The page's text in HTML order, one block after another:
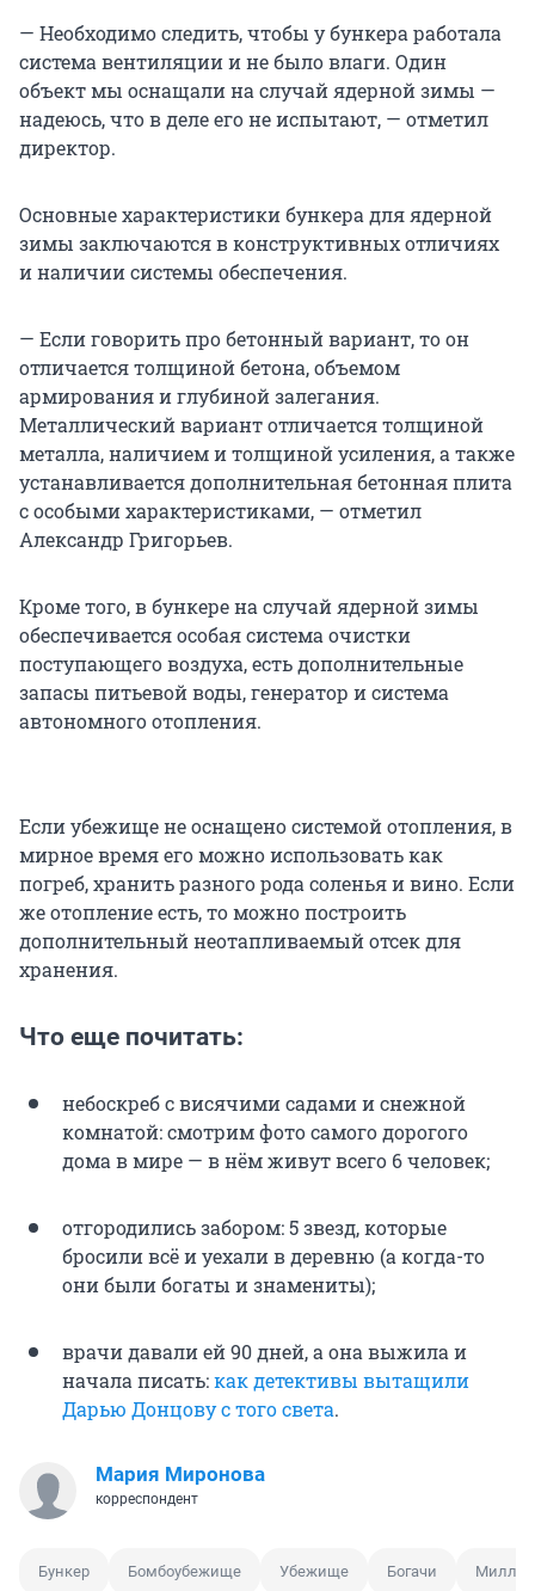
— Необходимо следить, чтобы у бункера работала
система вентиляции и не было влаги. Один
объект мы оснащали на случай ядерной зимы —
надеюсь, что в деле его не испытают, — отметил
директор.
Основные характеристики бункера для ядерной
зимы заключаются в конструктивных отличиях
и наличии системы обеспечения.
— Если говорить про бетонный вариант, то он
отличается толщиной бетона, объемом
армирования и глубиной залегания.
Металлический вариант отличается толщиной
металла, наличием и толщиной усиления, а также
устанавливается дополнительная бетонная плита
с особыми характеристиками, — отметил
Александр Григорьев.
Кроме того, в бункере на случай ядерной зимы
обеспечивается особая система очистки
поступающего воздуха, есть дополнительные
запасы питьевой воды, генератор и система
автономного отопления.
Если убежище не оснащено системой отопления, в
мирное время его можно использовать как
погреб, хранить разного рода соленья и вино. Если
же отопление есть, то можно построить
дополнительный неотапливаемый отсек для
хранения.
Что еще почитать:
небоскреб с висячими садами и снежной
комнатой: смотрим фото самого дорогого
дома в мире — в нём живут всего 6 человек;
отгородились забором: 5 звезд, которые
бросили всё и уехали в деревню (а когда-то
они были богаты и знамениты);
врачи давали ей 90 дней, а она выжила и
начала писать:как детективы вытащили
Дарью Донцову с того света.
Мария Миронова
корреспондент
Бункер Бомбоубежище Убежище Богачи